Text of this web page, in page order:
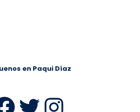
en Paqui Díaz